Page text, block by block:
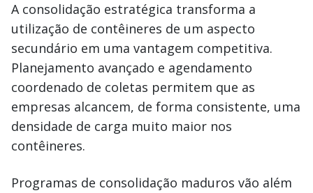
A consolidação estratégica transforma a
utilização de contêineres de um aspecto
secundário em uma vantagem competitiva.
Planejamento avançado e agendamento
coordenado de coletas permitem que as
empresas alcancem, de forma consistente, uma
densidade de carga muito maior nos
contêineres.
Programas de consolidação maduros vão além